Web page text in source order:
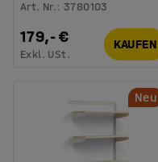
Art. Nr.:3780103
179,- €
Exkl. USt.
KAUFEN
Neu